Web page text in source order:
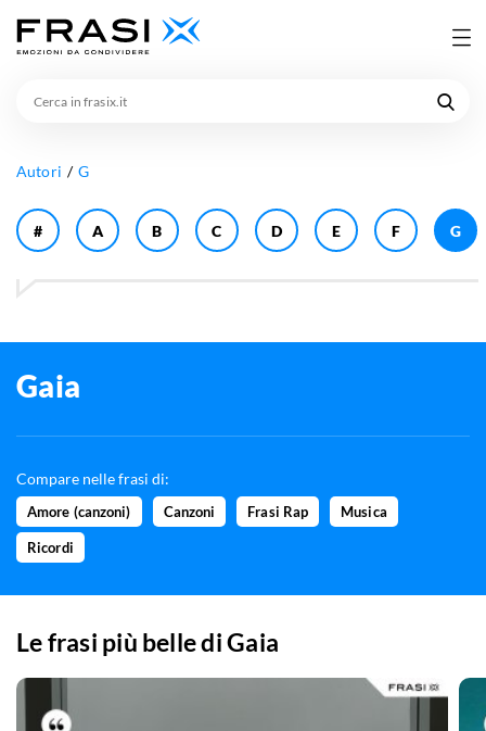
Autori G
# A B C D E F G
Gaia
Compare nelle frasi di:
Amore (canzoni) Canzoni Frasi Rap Musica
Ricordi
Le frasi più belle diGaia